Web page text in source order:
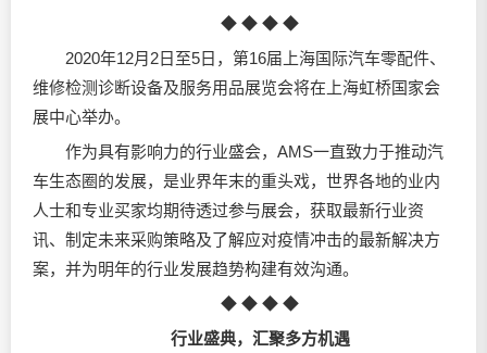
◆ ◆ ◆ ◆
2020年12月2日至5日，第16届上海国际汽车零配件、
维修检测诊断设备及服务用品展览会将在上海虹桥国家会
展中心举办。
作为具有影响力的行业盛会，AMS一直致力于推动汽
车生态圈的发展，是业界年末的重头戏，世界各地的业内
人士和专业买家均期待透过参与展会，获取最新行业资
讯、制定未来采购策略及了解应对疫情冲击的最新解决方
案，并为明年的行业发展趋势构建有效沟通。
◆ ◆ ◆ ◆
行业盛典，汇聚多方机遇